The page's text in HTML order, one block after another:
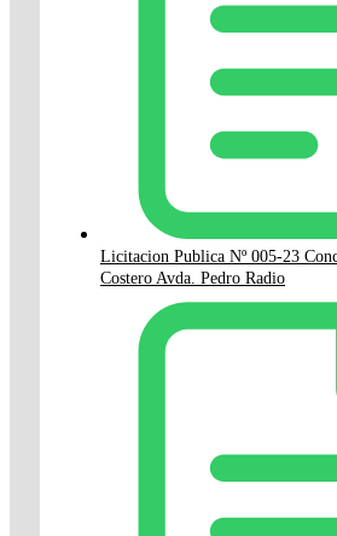
Licitacion Publica Nº 005-23
Costero Avda. Pedro Radio